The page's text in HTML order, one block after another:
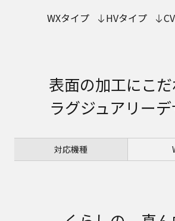
WXタイプ HVタイプ
表面の加工にこ
ラグジュアリー
対応機種